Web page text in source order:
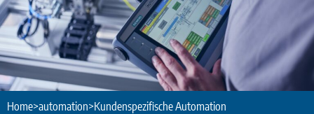
Home>automation>Kundenspezifische Automation